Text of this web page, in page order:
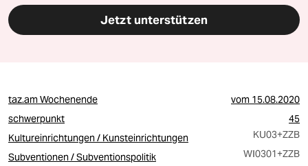
Jetzt unterstützen
taz.am Wochenende vom 15.08.2020
schwerpunkt
45
Kultureinrichtungen / Kunsteinrichtungen
KU03+ZZB
Subventionen / Subventionspolitik
WI0301+ZZB